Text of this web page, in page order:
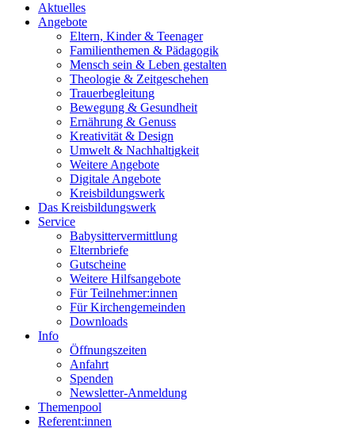
Aktuelles
Angebote
Eltern, Kinder & Teenager
Familienthemen & Pädagogik
Mensch sein & Leben gestalten
Theologie & Zeitgeschehen
Trauerbegleitung
Bewegung & Gesundheit
Ernährung & Genuss
Kreativität & Design
Umwelt & Nachhaltigkeit
Weitere Angebote
Digitale Angebote
Kreisbildungswerk
Das Kreisbildungswerk
Service
Babysittervermittlung
Elternbriefe
Gutscheine
Weitere Hilfsangebote
Für Teilnehmer:innen
Für Kirchengemeinden
Downloads
Info
Öffnungszeiten
Anfahrt
Spenden
Newsletter-Anmeldung
Themenpool
Referent:innen